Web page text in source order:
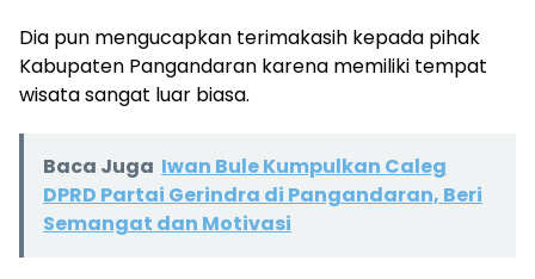
Dia pun mengucapkan terimakasih kepada pihak
Kabupaten Pangandaran karena memiliki tempat
wisata sangat luar biasa.
Baca Juga Iwan Bule Kumpulkan Caleg
DPRD Partai Gerindra di Pangandaran, Beri
Semangat dan Motivasi